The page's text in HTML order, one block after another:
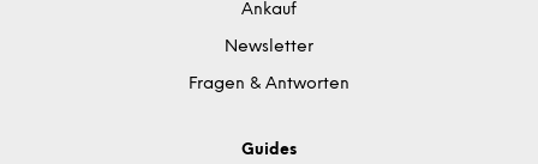
Ankauf
Newsletter
Fragen & Antworten
Guides